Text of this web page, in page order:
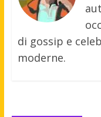
di gossip e
moderne.